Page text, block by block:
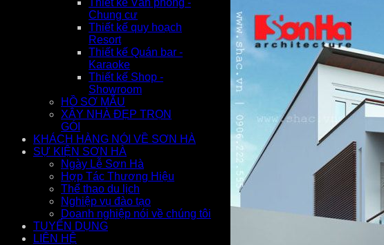
Thiết kế Văn phòng -
Chung cư
Thiết kế quy hoạch
Resort
Thiết kế Quán bar -
Karaoke
Thiết kế Shop -
Showroom
HỒ SƠ MẪU
XÂY NHÀ ĐẸP TRỌN
GÓI
KHÁCH HÀNG NÓI VỀ SƠN HÀ
SỰ KIỆN SƠN HÀ
Ngày Lễ Sơn Hà
Hợp Tác Thương Hiệu
Thể thao du lịch
Nghiệp vụ đào tạo
Doanh nghiệp nói về chúng tôi
TUYỂN DỤNG
LIÊN HỆ